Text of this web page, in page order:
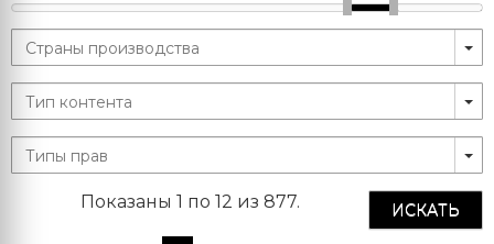
ИСКАТЬ
Показаны 1 по 12 из 877.